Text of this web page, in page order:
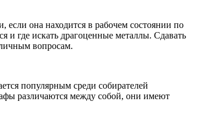
если она находится в рабочем состоянии по
и где искать драгоценные металлы. Сдавать
вопросам.
популярным среди собирателей
различаются между собой, они имеют